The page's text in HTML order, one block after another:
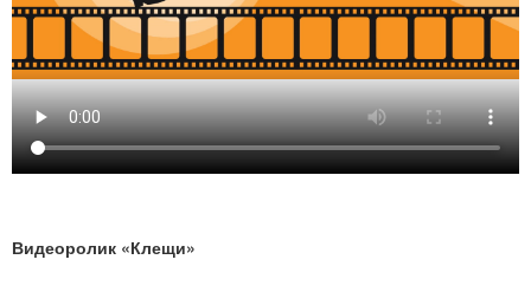
Видеоролик «Клещи»